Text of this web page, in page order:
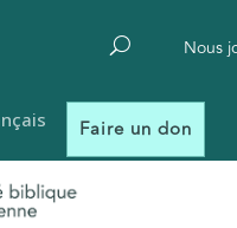
Nous
Faire un don